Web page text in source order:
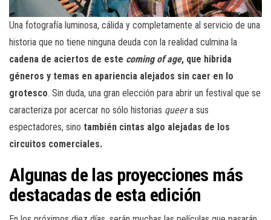
Una fotografía luminosa, cálida y completamente al servicio de una
historia que no tiene ninguna deuda con la realidad culmina la
cadena de aciertos de este coming of age, que hibrida
géneros y temas en apariencia alejados sin caer en lo
grotesco. Sin duda, una gran elección para abrir un festival que se
caracteriza por acercar no sólo historias queera sus
espectadores, sino también cintas algo alejadas de los
circuitos comerciales.
Algunas de las proyecciones más
destacadas de esta edición